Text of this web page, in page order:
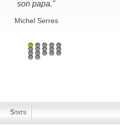
Antoine de St-Exupéry
1 2 3 4 5
6 7 8 9 10
11 12
Stats